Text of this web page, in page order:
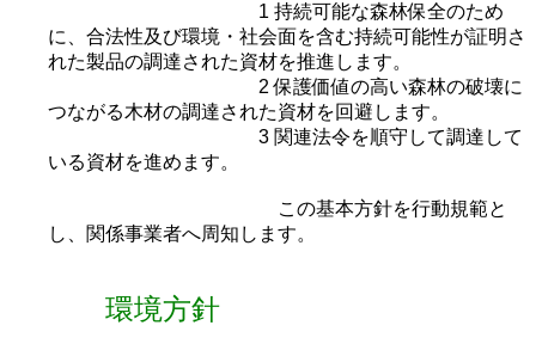
1 持続可能な森林保全のため
に、合法性及び環境・社会面を含む持続可能性が証明さ
れた製品の調達された資材を推進します。
2 保護価値の高い森林の破壊に
つながる木材の調達された資材を回避します。
3 関連法令を順守して調達して
いる資材を進めます。
この基本方針を行動規範と
し、関係事業者へ周知します。
環境方針